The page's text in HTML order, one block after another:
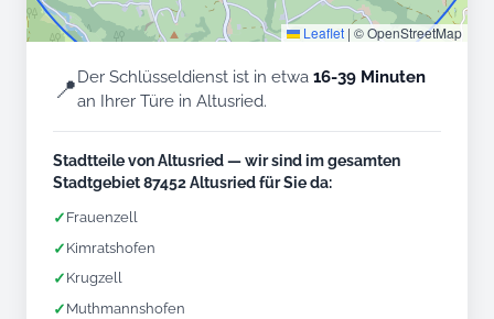
Leaflet | © OpenStreetMap
📍Der Schlüsseldienst ist in etwa 16-39 Minuten
an Ihrer Türe in Altusried.
Stadtteile von Altusried — wir sind im gesamten
Stadtgebiet 87452 Altusried für Sie da:
✓ Frauenzell
✓ Kimratshofen
✓ Krugzell
✓ Muthmannshofen